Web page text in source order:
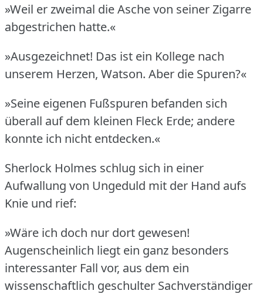
»Weil er zweimal die Asche von seiner Zigarre
abgestrichen hatte.«
»Ausgezeichnet! Das ist ein Kollege nach
unserem Herzen, Watson. Aber die Spuren?«
»Seine eigenen Fußspuren befanden sich
überall auf dem kleinen Fleck Erde; andere
konnte ich nicht entdecken.«
Sherlock Holmes schlug sich in einer
Aufwallung von Ungeduld mit der Hand aufs
Knie und rief:
»Wäre ich doch nur dort gewesen!
Augenscheinlich liegt ein ganz besonders
interessanter Fall vor, aus dem ein
wissenschaftlich geschulter Sachverständiger